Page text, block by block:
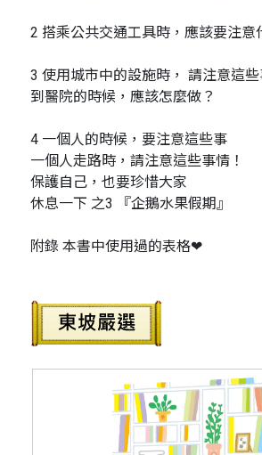
2 搭乘公共交通工具時，應該要注意
3 使用城市中的設施時， 請注意這些
到醫院的時候，應該怎麼做？
4 一個人的時候，要注意這些事
一個人走路時，請注意這些事情！
保護自己，也要珍惜大家
休息一下 之3 『企鵝水果假期』
附錄 本書中使用過的表格❤